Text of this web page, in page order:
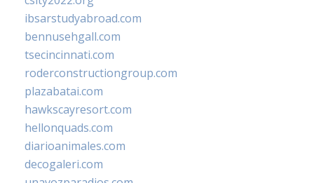
ibsarstudyabroad.com
bennusehgall.com
tsecincinnati.com
roderconstructiongroup.com
plazabatai.com
hawkscayresort.com
hellonquads.com
diarioanimales.com
decogaleri.com